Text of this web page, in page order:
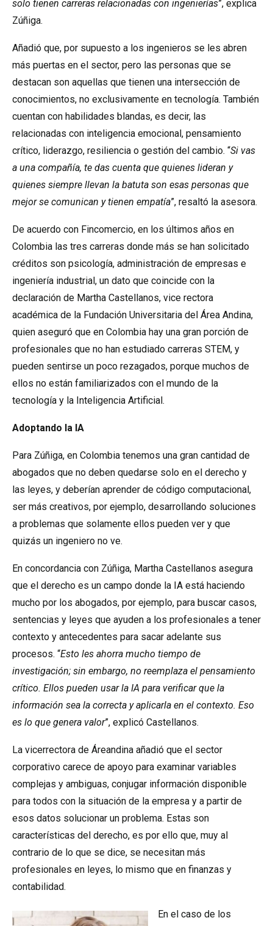
solo tienen carreras relacionadas con ingenierías”, explica
Zúñiga.
Añadió que, por supuesto a los ingenieros se les abren
más puertas en el sector, pero las personas que se
destacan son aquellas que tienen una intersección de
conocimientos, no exclusivamente en tecnología. También
cuentan con habilidades blandas, es decir, las
relacionadas con inteligencia emocional, pensamiento
crítico, liderazgo, resiliencia o gestión del cambio. “Si vas
a una compañía, te das cuenta que quienes lideran y
quienes siempre llevan la batuta son esas personas que
mejor se comunican y tienen empatía”, resaltó la asesora.
De acuerdo con Fincomercio, en los últimos años en
Colombia las tres carreras donde más se han solicitado
créditos son psicología, administración de empresas e
ingeniería industrial, un dato que coincide con la
declaración de Martha Castellanos, vice rectora
académica de la Fundación Universitaria del Área Andina,
quien aseguró que en Colombia hay una gran porción de
profesionales que no han estudiado carreras STEM, y
pueden sentirse un poco rezagados, porque muchos de
ellos no están familiarizados con el mundo de la
tecnología y la Inteligencia Artificial.
Adoptando la IA
Para Zúñiga, en Colombia tenemos una gran cantidad de
abogados que no deben quedarse solo en el derecho y
las leyes, y deberían aprender de código computacional,
ser más creativos, por ejemplo, desarrollando soluciones
a problemas que solamente ellos pueden ver y que
quizás un ingeniero no ve.
En concordancia con Zúñiga, Martha Castellanos asegura
que el derecho es un campo donde la IA está haciendo
mucho por los abogados, por ejemplo, para buscar casos,
sentencias y leyes que ayuden a los profesionales a tener
contexto y antecedentes para sacar adelante sus
procesos. “Esto les ahorra mucho tiempo de
investigación; sin embargo, no reemplaza el pensamiento
crítico. Ellos pueden usar la IA para verificar que la
información sea la correcta y aplicarla en el contexto. Eso
es lo que genera valor”, explicó Castellanos.
La vicerrectora de Áreandina añadió que el sector
corporativo carece de apoyo para examinar variables
complejas y ambiguas, conjugar información disponible
para todos con la situación de la empresa y a partir de
esos datos solucionar un problema. Estas son
características del derecho, es por ello que, muy al
contrario de lo que se dice, se necesitan más
profesionales en leyes, lo mismo que en finanzas y
contabilidad.
En el caso de los